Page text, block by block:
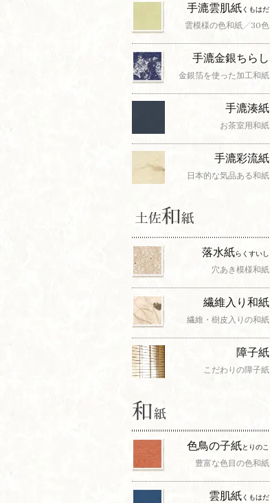
手漉雲肌紙くもはだ
雲模様の色和紙╱30色
手漉金銀ちらし
金銀箔を使った加工和紙
手漉湊紙
お茶室用和紙
手漉彩流紙
日本的な気品ある和紙
落水紙らくすいし
穴あき模様和紙
繊維入り和紙
繊維・樹皮入りの和紙
障子紙
こだわりの障子紙
色鳥の子紙とりのこ
豊富な色目の色和紙
雲肌紙くもはだ